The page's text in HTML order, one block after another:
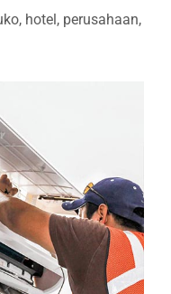
hotel, perusahaan,